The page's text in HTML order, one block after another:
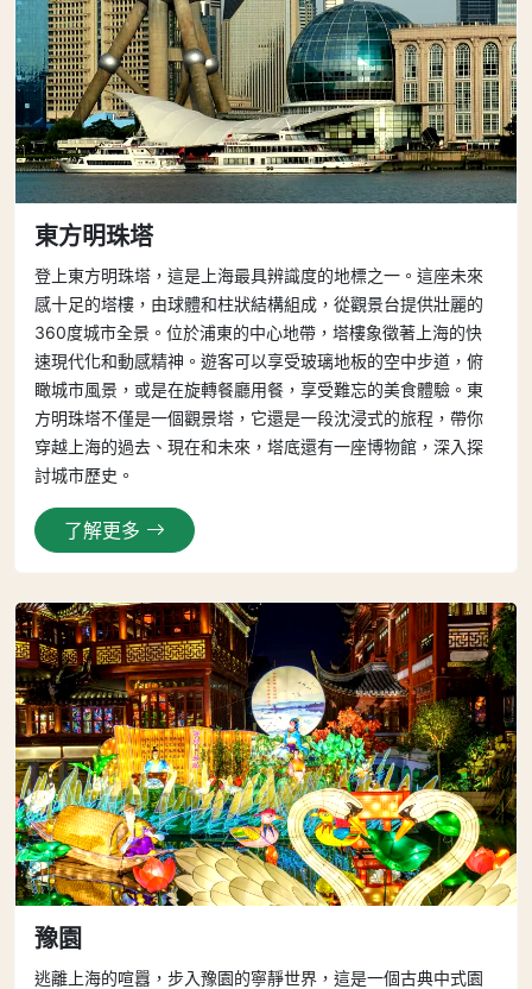
東方明珠塔
登上東方明珠塔，這是上海最具辨識度的地標之一。這座未來
感十足的塔樓，由球體和柱狀結構組成，從觀景台提供壯麗的
360度城市全景。位於浦東的中心地帶，塔樓象徵著上海的快
速現代化和動感精神。遊客可以享受玻璃地板的空中步道，俯
瞰城市風景，或是在旋轉餐廳用餐，享受難忘的美食體驗。東
方明珠塔不僅是一個觀景塔，它還是一段沈浸式的旅程，帶你
穿越上海的過去、現在和未來，塔底還有一座博物館，深入探
討城市歷史。
了解更多
豫園
逃離上海的喧囂，步入豫園的寧靜世界，這是一個古典中式園